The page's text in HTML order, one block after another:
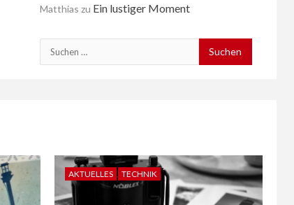
Matthias zu Ein lustiger Moment
Suchen
nach:
AKTUELLES TECHNIK